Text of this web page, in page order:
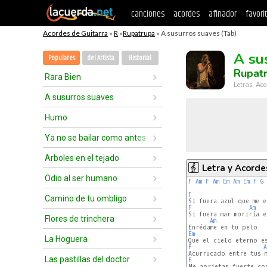
canciones acordes afinador
Acordes de Guitarra » R »Rupatrupa » A susurros suaves (Tab)
Populares del Artista Historial
Rara Bien
A susurros suaves
Humo
Ya no se bailar como antes
Arboles en el tejado
Odio al ser humano
Camino de tu ombligo
Flores de trinchera
La Hoguera
Las pastillas del doctor
A
Letras,
Letra y
F Am F Am Em Am Em F G
F
F
Am
Si fuera mar moriría
Am
Em
F
F